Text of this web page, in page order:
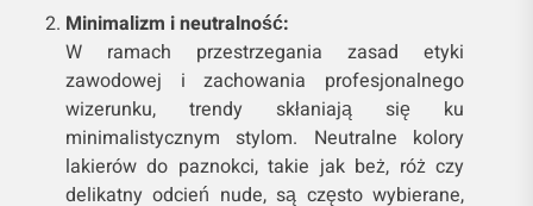
Minimalizm i neutralność:
W ramach przestrzegania zasad etyki
zawodowej i zachowania profesjonalnego
wizerunku, trendy skłaniają się ku
minimalistycznym stylom. Neutralne kolory
lakierów do paznokci, takie jak beż, róż czy
delikatny odcień nude, są często wybierane,